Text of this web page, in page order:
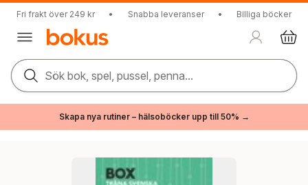
Fri frakt över 249 kr • Snabba leveranser • Billiga böcker
Sök bok, spel, pussel, penna...
Skapa nya rutiner – hälsoböcker upp till 50% →